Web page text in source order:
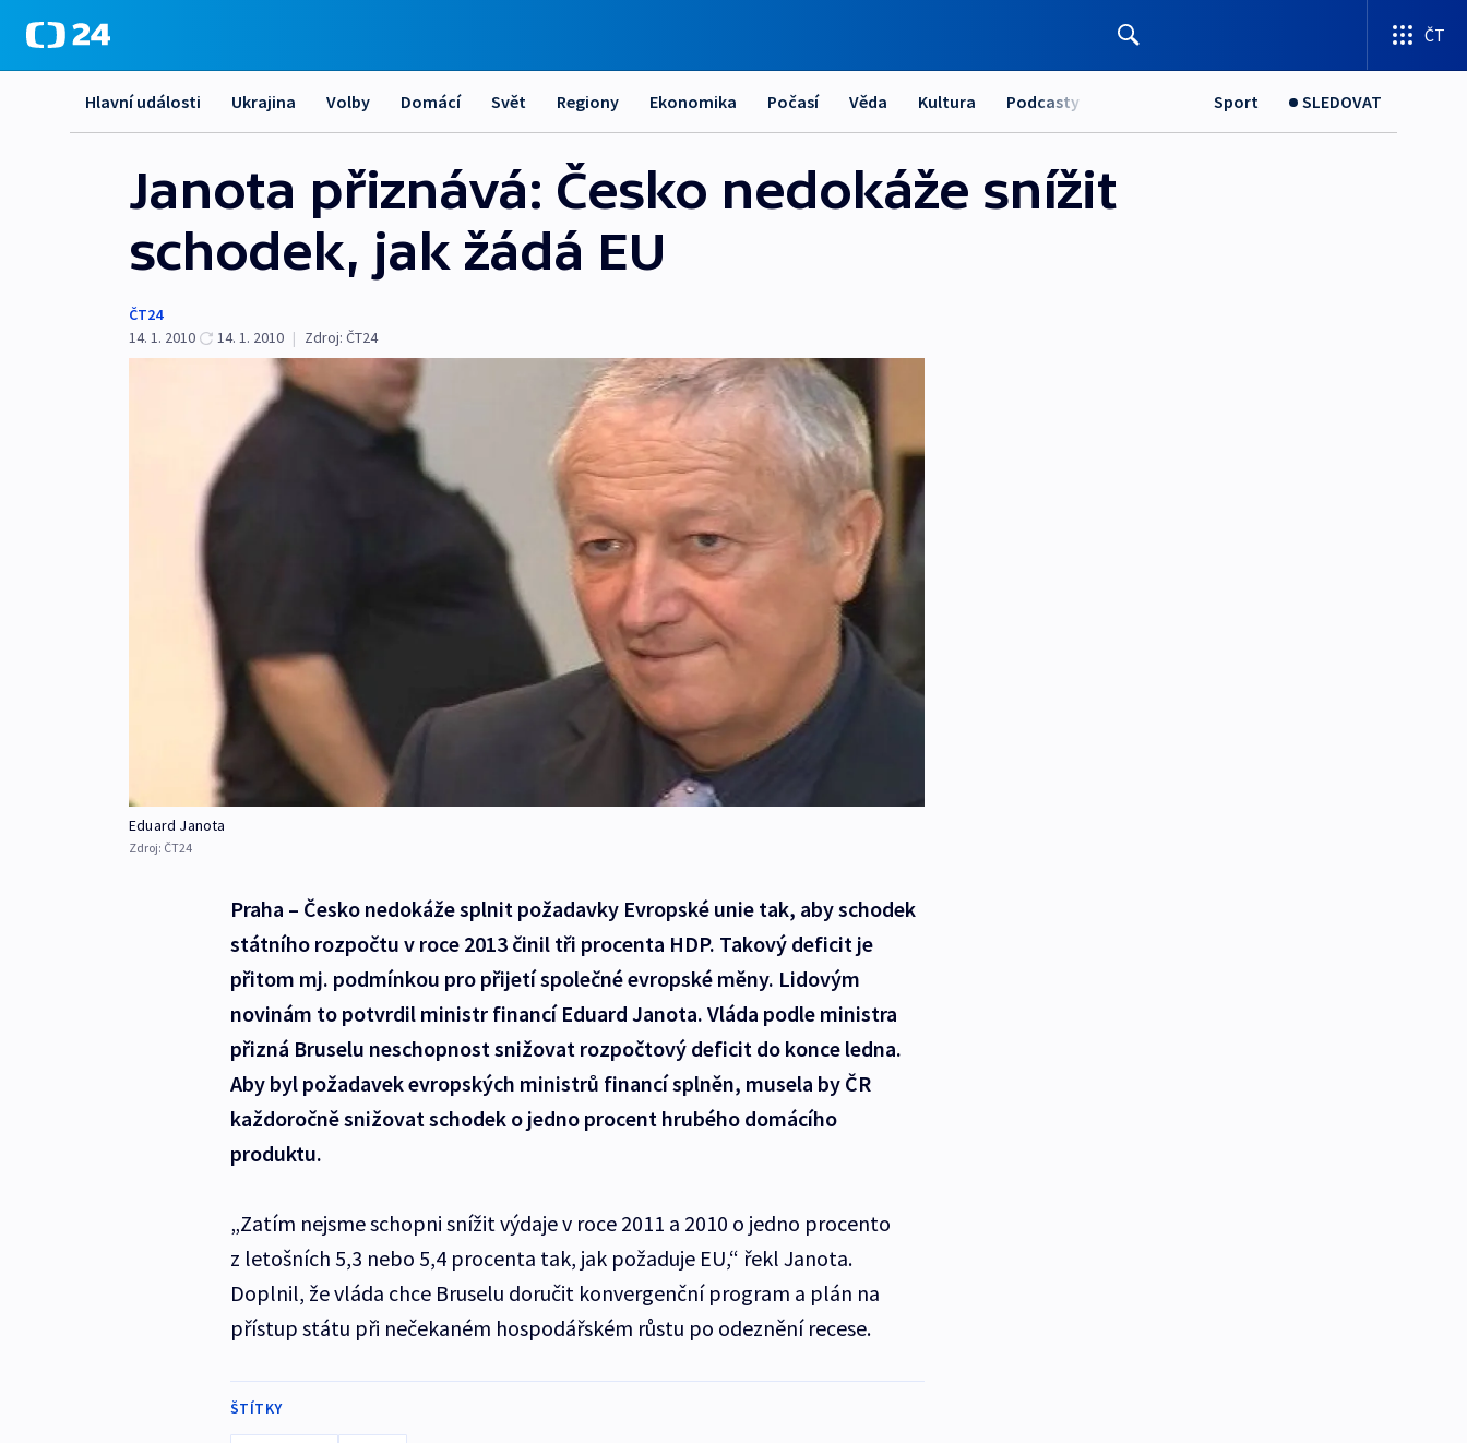
ČT
Hlavní události Ukrajina Volby Domácí Svět Regiony Ekonomika Počasí Věda Kultura Podcasty Sport SLEDOVAT
Janota přiznává: Česko nedokáže snížit
schodek, jak žádá EU
ČT24
14. 1. 2010
14. 1. 2010 | Zdroj: ČT24
Eduard Janota
Zdroj: ČT24
Praha – Česko nedokáže splnit požadavky Evropské unie tak, aby schodek
státního rozpočtu v roce 2013 činil tři procenta HDP. Takový deficit je
přitom mj. podmínkou pro přijetí společné evropské měny. Lidovým
novinám to potvrdil ministr financí Eduard Janota. Vláda podle ministra
přizná Bruselu neschopnost snižovat rozpočtový deficit do konce ledna.
Aby byl požadavek evropských ministrů financí splněn, musela by ČR
každoročně snižovat schodek o jedno procent hrubého domácího
produktu.
„Zatím nejsme schopni snížit výdaje v roce 2011 a 2010 o jedno procento
z letošních 5,3 nebo 5,4 procenta tak, jak požaduje EU,“ řekl Janota.
Doplnil, že vláda chce Bruselu doručit konvergenční program a plán na
přístup státu při nečekaném hospodářském růstu po odeznění recese.
ŠTÍTKY